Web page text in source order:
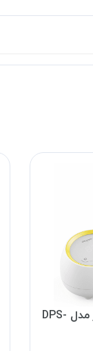
شیر دوش برقی داپسر مدل DPS-